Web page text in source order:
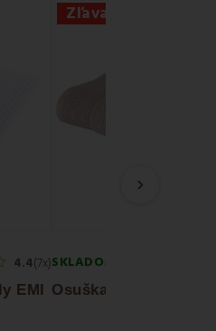
4.4(7x)
EMI
Zľava -35%
SKLADOM
›